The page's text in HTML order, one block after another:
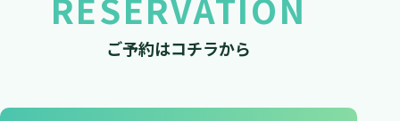
ご予約はコチラから